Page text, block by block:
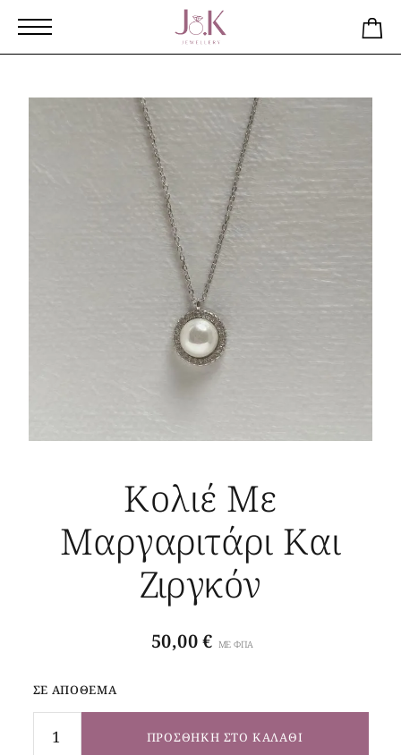
Κολιέ Με
Μαργαριτάρι Και
Ζιργκόν
50,00€ ΜΕ ΦΠΑ
ΣΕ ΑΠΌΘΕΜΑ
ΠΡΟΣΘΉΚΗ ΣΤΟ ΚΑΛΆΘΙ